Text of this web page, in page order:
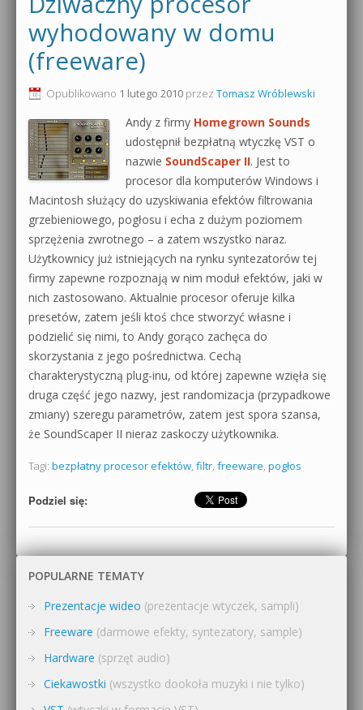
Produkcja muzyczna od podstaw
Sylenth1 od podstaw
Dubstep z syntezatorem Massive
Kontakt 5 Kompendium
Pakiety
0dB.pl - informacje
Newsletter
Materiały dla mediów
Archiwum aktualności
Polityka prywatności
Regulamin
Działanie sklepu internetowego
Wyszukiwanie
wyhodowany w domu
(freeware)
Opublikowano 1 lutego 2010 przez Tomasz Wróblewski
Andy z firmy Homegrown Sounds
udostępnił bezpłatną wtyczkę VST o
nazwie SoundScaper II. Jest to
procesor dla komputerów Windows i
Macintosh służący do uzyskiwania efektów filtrowania
grzebieniowego, pogłosu i echa z dużym poziomem
sprzężenia zwrotnego – a zatem wszystko naraz.
Użytkownicy już istniejących na rynku syntezatorów tej
firmy zapewne rozpoznają w nim moduł efektów, jaki w
nich zastosowano. Aktualnie procesor oferuje kilka
presetów, zatem jeśli ktoś chce stworzyć własne i
podzielić się nimi, to Andy gorąco zachęca do
skorzystania z jego pośrednictwa. Cechą
charakterystyczną plug-inu, od której zapewne wzięła się
druga część jego nazwy, jest randomizacja (przypadkowe
zmiany) szeregu parametrów, zatem jest spora szansa,
że SoundScaper II nieraz zaskoczy użytkownika.
Tagi: bezpłatny procesor efektów, filtr, freeware, pogłos
Podziel się:
POPULARNE TEMATY
Prezentacje wideo (prezentacje wtyczek, sampli)
Freeware (darmowe efekty, syntezatory, sample)
Hardware (sprzęt audio)
Ciekawostki (wszystko dookoła muzyki i nie tylko)